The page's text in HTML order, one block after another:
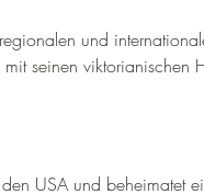
und
seinen viktorianischen
USA und beheimatet